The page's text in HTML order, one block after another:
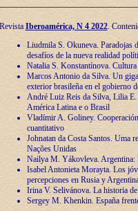
Revista Iberoamérica, N 4 2022.
Liudmila S. Okuneva. Paradojas
desafíos de la nueva realidad
Natalia S. Konstantínova. Cultura
Marcos Antonio da Silva. Un
exterior brasileña en el gobierno
André Luiz Reis da Silva, Lilia E.
América Latina e o Brasil
Vladímir A. Goliney.
cuantitativo
Johnatan da Costa Santos. Uma
Nações Unidas
Nailya M. Yákovleva. Argentina:
Isabel Antonieta Morayta. Los
percepciones en Rusia y
Irina V. Selivánova. La historia
Sergey M. Khenkin. España